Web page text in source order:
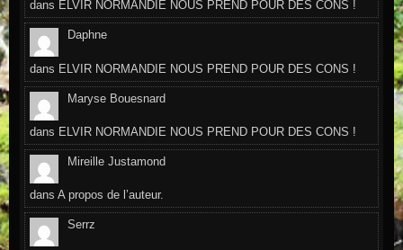
dans ELVIR NORMANDIE NOUS PREND POUR DES CONS !
Daphne
dans ELVIR NORMANDIE NOUS PREND POUR DES CONS !
Maryse Bouesnard
dans ELVIR NORMANDIE NOUS PREND POUR DES CONS !
Mireille Justamond
dansA propos de l’auteur.
Serrz